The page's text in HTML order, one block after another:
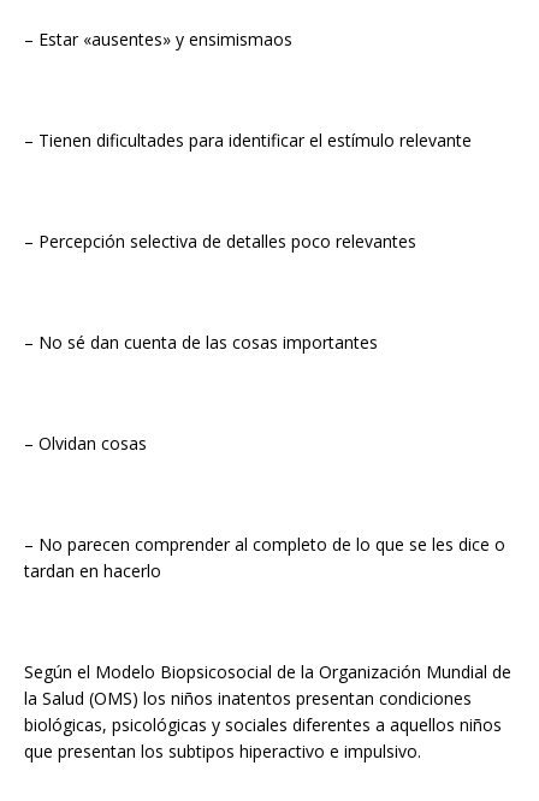
– Estar «ausentes» y ensimismaos
– Tienen dificultades para identificar el estímulo relevante
– Percepción selectiva de detalles poco relevantes
– No sé dan cuenta de las cosas importantes
– Olvidan cosas
– No parecen comprender al completo de lo que se les dice o
tardan en hacerlo
Según el Modelo Biopsicosocial de la Organización Mundial de
la Salud (OMS) los niños inatentos presentan condiciones
biológicas, psicológicas y sociales diferentes a aquellos niños
que presentan los subtipos hiperactivo e impulsivo.